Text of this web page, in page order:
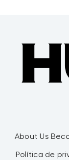
About Us
Política de